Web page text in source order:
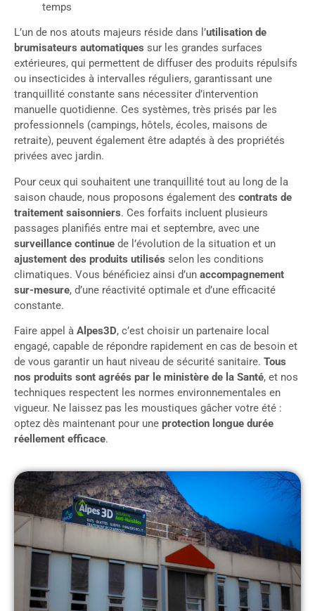
temps
L’un de nos atouts majeurs réside dans l’utilisation de
brumisateurs automatiques sur les grandes surfaces
extérieures, qui permettent de diffuser des produits répulsifs
ou insecticides à intervalles réguliers, garantissant une
tranquillité constante sans nécessiter d’intervention
manuelle quotidienne. Ces systèmes, très prisés par les
professionnels (campings, hôtels, écoles, maisons de
retraite), peuvent également être adaptés à des propriétés
privées avec jardin.
Pour ceux qui souhaitent une tranquillité tout au long de la
saison chaude, nous proposons également des contrats de
traitement saisonniers. Ces forfaits incluent plusieurs
passages planifiés entre mai et septembre, avec une
surveillance continue de l’évolution de la situation et un
ajustement des produits utilisés selon les conditions
climatiques. Vous bénéficiez ainsi d’un accompagnement
sur-mesure, d’une réactivité optimale et d’une efficacité
constante.
Faire appel à Alpes3D, c’est choisir un partenaire local
engagé, capable de répondre rapidement en cas de besoin et
de vous garantir un haut niveau de sécurité sanitaire. Tous
nos produits sont agréés par le ministère de la Santé, et nos
techniques respectent les normes environnementales en
vigueur. Ne laissez pas les moustiques gâcher votre été :
optez dès maintenant pour une protection longue durée
réellement efficace.